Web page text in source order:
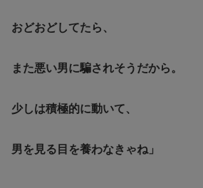
おどおどしてたら、
また悪い男に騙されそうだから。
少しは積極的に動いて、
男を見る目を養わなきゃね」